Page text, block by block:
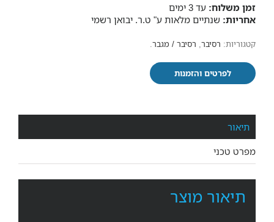
זמן משלוח: עד 3 ימים
אחריות: שנתיים מלאות ע" ט.ר. יבואן רשמי
קטגוריות: רסיבר, רסיבר / מגבר.
לפרטים והזמנות
תיאור
מפרט טכני
תיאור מוצר